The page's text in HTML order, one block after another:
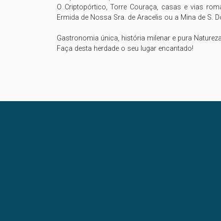
O Criptopórtico, Torre Couraça, casas e vias
Ermida de Nossa Sra. de Aracelis ou a Mina de
Gastronomia única, história milenar e pura
Faça desta herdade o seu lugar encantado!